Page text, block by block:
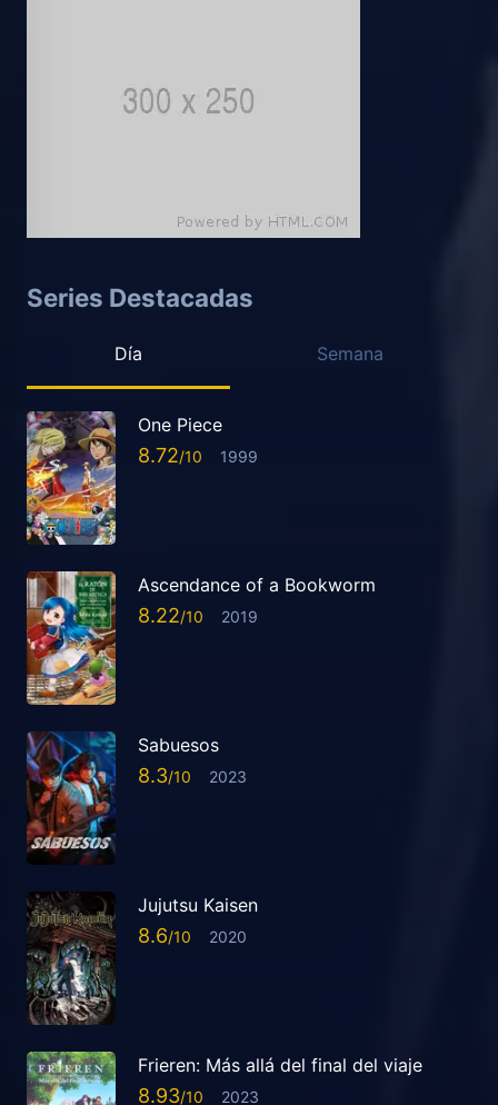
Series Destacadas
Día Semana
One Piece
8.72 1999
Ascendance of a Bookworm
8.22 2019
Sabuesos
8.3 2023
Jujutsu Kaisen
8.6 2020
Frieren: Más allá del final del viaje
8.93 2023